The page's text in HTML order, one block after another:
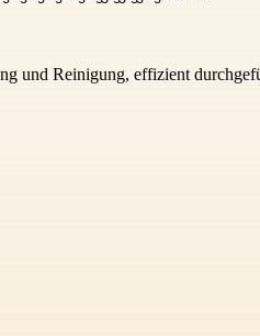
und Reinigung, effizient